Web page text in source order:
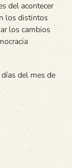
del acontecer
los distintos
los cambios
del mes de